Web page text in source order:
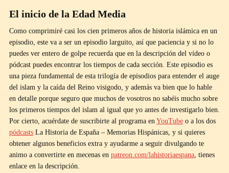
El inicio de la Edad Media
Como comprimiré casi los cien primeros años de historia islámica en un
episodio, este va a ser un episodio larguito, así que paciencia y si no lo
puedes ver entero de golpe recuerda que en la descripción del vídeo o
pódcast puedes encontrar los tiempos de cada sección. Este episodio es
una pieza fundamental de esta trilogía de episodios para entender el auge
del islam y la caída del Reino visigodo, y además va bien que lo hable
en detalle porque seguro que muchos de vosotros no sabéis mucho sobre
los primeros tiempos del islam al igual que yo antes de investigarlo bien.
Por cierto, acuérdate de suscribirte al programa en YouTube o a los dos
pódcasts La Historia de España – Memorias Hispánicas, y si quieres
obtener algunos beneficios extra y ayudarme a seguir divulgando te
animo a convertirte en mecenas en patreon.com/lahistoriaespana, tienes
enlace en la descripción.